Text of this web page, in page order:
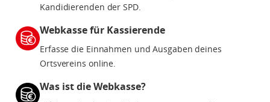
Kandidierenden der SPD.
Webkasse für Kassierende
Erfasse die Einnahmen und Ausgaben deines
Ortsvereins online.
Was ist die Webkasse?